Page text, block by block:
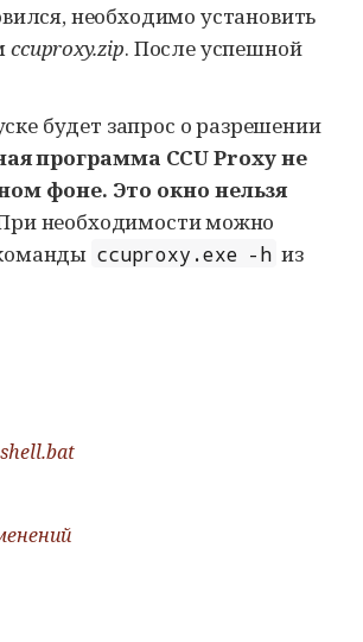
необходимо установить
ccuproxy.zip. После успешной
будет запрос о разрешении
программа CCU Proxyне
фоне. Это окно нельзя
необходимости можно
ccuproxy.exe -h из